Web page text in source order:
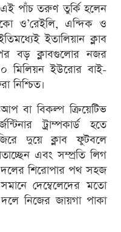
এই পাঁচ তরুণ তুর্কি হলেন
ও’রেইলি, এন্দিক ও
ইতালিয়ান ক্লাব
বড় ক্লাবগুলোর নজর
মিলিয়ন ইউরোর বাই-
নিশ্চিত।
বা বিকল্প ক্রিয়েটিভ
ট্রাম্পকার্ড হতে
দুয়ে ক্লাব ফুটবলে
এবং সম্প্রতি লিগ
দলের শিরোপার পথ সহজ
দেম্বেলেদের মতো
দলে নিজের জায়গা পাকা